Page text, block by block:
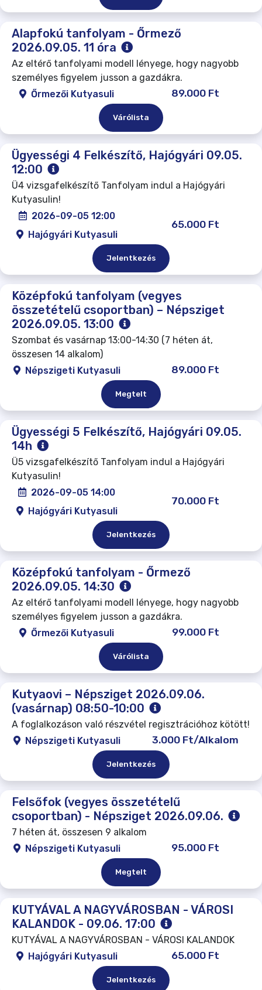
Alapfokú tanfolyam - Őrmező
2026.09.05. 11 óra
Az eltérő tanfolyami modell lényege, hogy nagyobb
személyes figyelem jusson a gazdákra.
Őrmezői Kutyasuli
89.000 Ft
Várólista
Ügyességi 4 Felkészítő, Hajógyári 09.05.
12:00
Ü4 vizsgafelkészítő Tanfolyam indul a Hajógyári
Kutyasulin!
2026-09-05 12:00
Hajógyári Kutyasuli
65.000 Ft
Jelentkezés
Középfokú tanfolyam (vegyes
összetételű csoportban) – Népsziget
2026.09.05. 13:00
Szombat és vasárnap 13:00-14:30 (7 héten át,
összesen 14 alkalom)
Népszigeti Kutyasuli
89.000 Ft
Megtelt
Ügyességi 5 Felkészítő, Hajógyári 09.05.
14h
Ü5 vizsgafelkészítő Tanfolyam indul a Hajógyári
Kutyasulin!
2026-09-05 14:00
Hajógyári Kutyasuli
70.000 Ft
Jelentkezés
Középfokú tanfolyam - Őrmező
2026.09.05. 14:30
Az eltérő tanfolyami modell lényege, hogy nagyobb
személyes figyelem jusson a gazdákra.
Őrmezői Kutyasuli
99.000 Ft
Várólista
Kutyaovi – Népsziget 2026.09.06.
(vasárnap) 08:50-10:00
A foglalkozáson való részvétel regisztrációhoz kötött!
Népszigeti Kutyasuli
3.000 Ft/Alkalom
Jelentkezés
Felsőfok (vegyes összetételű
csoportban) - Népsziget 2026.09.06.
7 héten át, összesen 9 alkalom
Népszigeti Kutyasuli
95.000 Ft
Megtelt
KUTYÁVAL A NAGYVÁROSBAN - VÁROSI
KALANDOK - 09.06. 17:00
KUTYÁVAL A NAGYVÁROSBAN - VÁROSI KALANDOK
Hajógyári Kutyasuli
65.000 Ft
Jelentkezés